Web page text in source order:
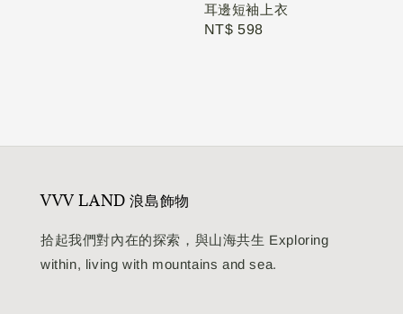
耳邊短袖上衣
Regular
NT$ 598
VVV LAND 浪島飾物
拾起我們對內在的探索，與山海共生 Exploring
within, living with mountains and sea.